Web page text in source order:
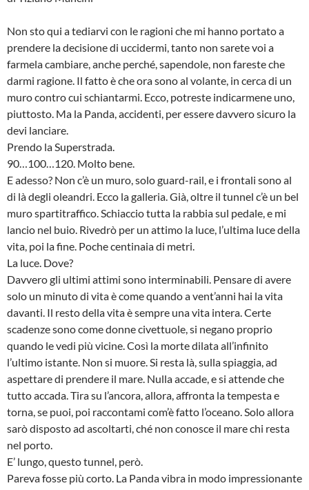
k
Non sto qui a tediarvi con le ragioni che mi hanno portato a
prendere la decisione di uccidermi, tanto non sarete voi a
farmela cambiare, anche perché, sapendole, non fareste che
darmi ragione. Il fatto è che ora sono al volante, in cerca di un
muro contro cui schiantarmi. Ecco, potreste indicarmene uno,
piuttosto. Ma la Panda, accidenti, per essere davvero sicuro la
devi lanciare.
Prendo la Superstrada.
90…100…120. Molto bene.
E adesso? Non c’è un muro, solo guard-rail, e i frontali sono al
di là degli oleandri. Ecco la galleria. Già, oltre il tunnel c’è un bel
muro spartitraffico. Schiaccio tutta la rabbia sul pedale, e mi
lancio nel buio. Rivedrò per un attimo la luce, l’ultima luce della
vita, poi la fine. Poche centinaia di metri.
La luce. Dove?
Davvero gli ultimi attimi sono interminabili. Pensare di avere
solo un minuto di vita è come quando a vent’anni hai la vita
davanti. Il resto della vita è sempre una vita intera. Certe
scadenze sono come donne civettuole, si negano proprio
quando le vedi più vicine. Così la morte dilata all’infinito
l’ultimo istante. Non si muore. Si resta là, sulla spiaggia, ad
aspettare di prendere il mare. Nulla accade, e si attende che
tutto accada. Tira su l’ancora, allora, affronta la tempesta e
torna, se puoi, poi raccontami com’è fatto l’oceano. Solo allora
sarò disposto ad ascoltarti, ché non conosce il mare chi resta
nel porto.
E’ lungo, questo tunnel, però.
Pareva fosse più corto. La Panda vibra in modo impressionante